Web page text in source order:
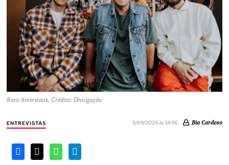
Rare Americans. Crédito: Divulgação
ENTREVISTAS 5/09/2024 às 14:56 Bia Cardoso